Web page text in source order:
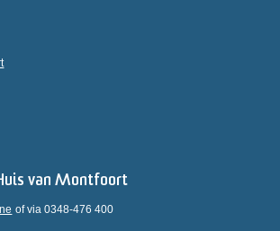
van Montfoort
of via 0348-476 400